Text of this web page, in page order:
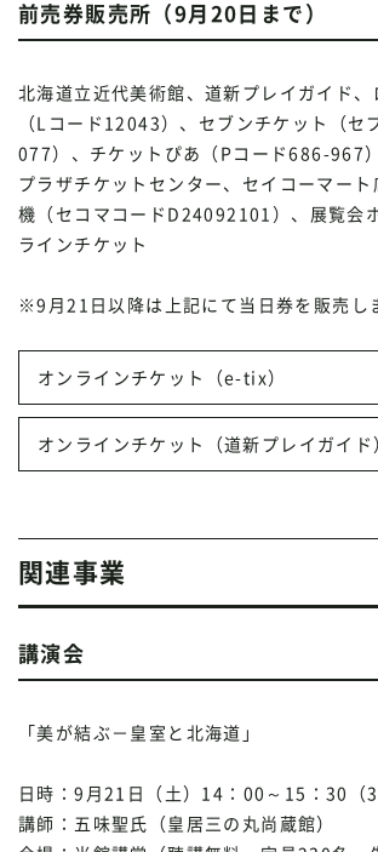
前売券販売所（9月20日まで）
北海道立近代美術館、道新プレイガイド、
（Lコード12043）、セブンチケット（セ
077）、チケットぴあ（Pコード686-967
プラザチケットセンター、セイコーマート
機（セコマコードD24092101）、展覧会
ラインチケット
※9月21日以降は上記にて当日券を販売し
オンラインチケット（e-tix）
オンラインチケット（道新プレイガイド
関連事業
講演会
「美が結ぶ－皇室と北海道」
日時：9月21日（土）14：00～15：30（
講師：五味聖氏（皇居三の丸尚蔵館）